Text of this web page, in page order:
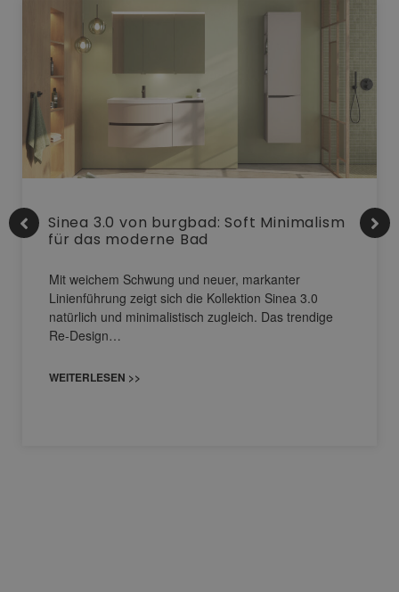
Sinea 3.0 von burgbad: Soft Minimalism
für das moderne Bad
Mit weichem Schwung und neuer, markanter
Linienführung zeigt sich die Kollektion Sinea 3.0
natürlich und minimalistisch zugleich. Das trendige
Re-Design…
WEITERLESEN >>